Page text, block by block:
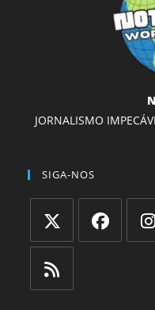
JORNALISMO
SIGA-NOS
Abre
em
uma